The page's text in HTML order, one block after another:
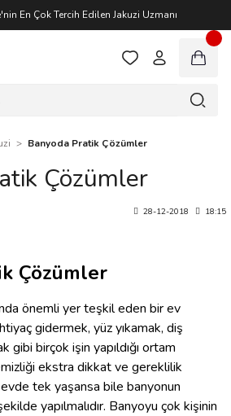
En Çok Tercih Edilen Jakuzi Uzmanı
Banyoda Pratik Çözümler
Çözümler
28-12-2018 18:15
Çözümler
önemli yer teşkil eden bir ev
gidermek, yüz yıkamak, diş
gibi birçok işin yapıldığı ortam
ekstra dikkat ve gereklilik
tek yaşansa bile banyonun
yapılmalıdır. Banyoyu çok kişinin